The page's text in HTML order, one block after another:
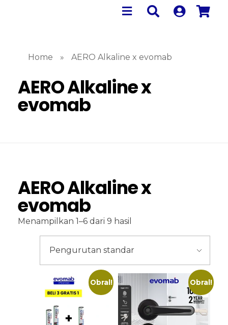
Home » AERO Alkaline x evomab
AERO Alkaline x
evomab
AERO Alkaline x
evomab
Menampilkan 1–6 dari 9 hasil
Obral! Obral!